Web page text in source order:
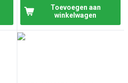
Toevoegen aan
winkelwagen